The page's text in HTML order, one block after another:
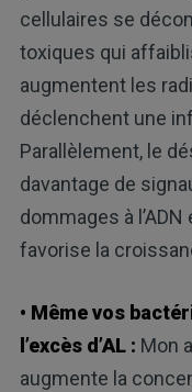
cellulaires se
toxiques qui
augmentent les
déclenchent une
Parallèlement, le
davantage de
dommages à
favorise la
• Même vos
l’excès d’AL : Mon
augmente la